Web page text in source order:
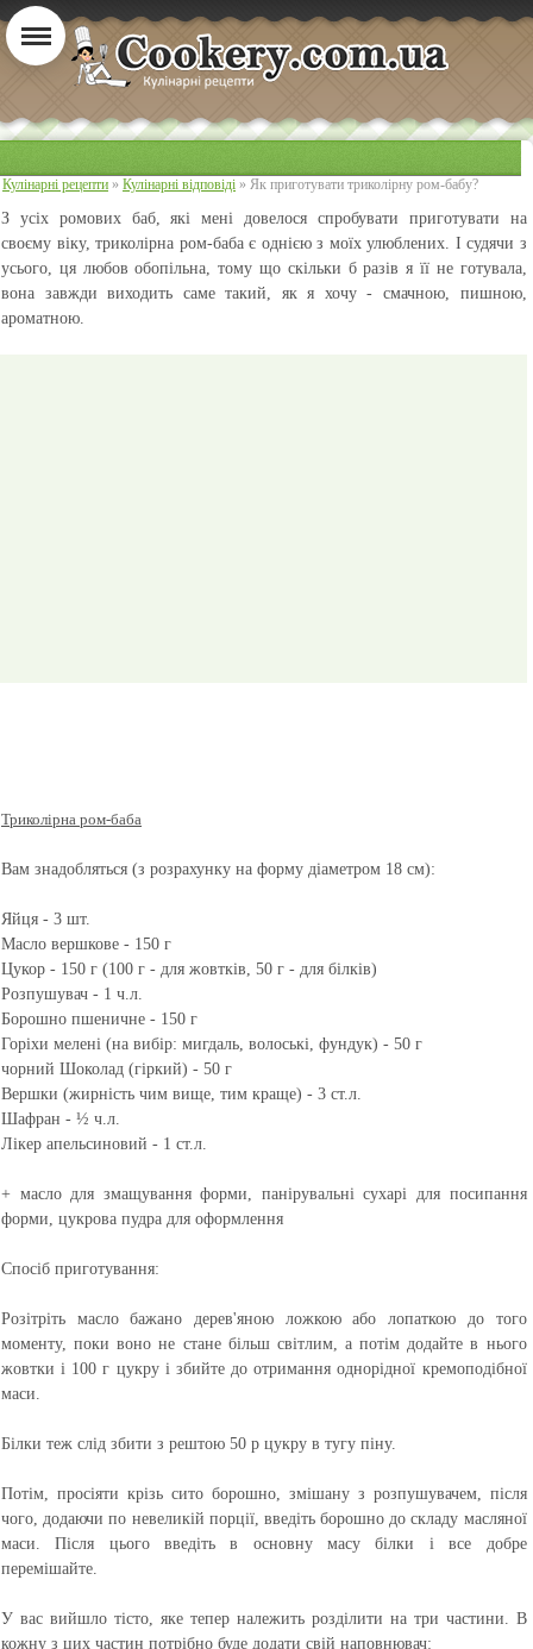
Кулінарні рецепти » Кулінарні відповіді » Як приготувати триколірну ром-бабу?
З усіх ромових баб, які мені довелося спробувати приготувати на
своєму віку, триколірна ром-баба є однією з моїх улюблених. І судячи з
усього, ця любов обопільна, тому що скільки б разів я її не готувала,
вона завжди виходить саме такий, як я хочу - смачною, пишною,
ароматною.
Триколірна ром-баба
Вам знадобляться (з розрахунку на форму діаметром 18 см):
Яйця - 3 шт.
Масло вершкове - 150 г
Цукор - 150 г (100 г - для жовтків, 50 г - для білків)
Розпушувач - 1 ч.л.
Борошно пшеничне - 150 г
Горіхи мелені (на вибір: мигдаль, волоські, фундук) - 50 г
чорний Шоколад (гіркий) - 50 г
Вершки (жирність чим вище, тим краще) - 3 ст.л.
Шафран - ½ ч.л.
Лікер апельсиновий - 1 ст.л.
+ масло для змащування форми, панірувальні сухарі для посипання
форми, цукрова пудра для оформлення
Спосіб приготування:
Розітріть масло бажано дерев'яною ложкою або лопаткою до того
моменту, поки воно не стане більш світлим, а потім додайте в нього
жовтки і 100 г цукру і збийте до отримання однорідної кремоподібної
маси.
Білки теж слід збити з рештою 50 р цукру в тугу піну.
Потім, просіяти крізь сито борошно, змішану з розпушувачем, після
чого, додаючи по невеликій порції, введіть борошно до складу масляної
маси. Після цього введіть в основну масу білки і все добре
перемішайте.
У вас вийшло тісто, яке тепер належить розділити на три частини. В
кожну з цих частин потрібно буде додати свій наповнювач: